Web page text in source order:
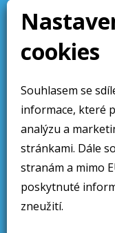
cookies
Souhlasem se
informace, které
analýzu a
stránkami. Dále souhlasíte s předáním údajů třetím
stranám a mimo
poskytnuté
zneužití.
Stav skladu
aktualizován denně.
Stránky aktualizovány
Obchodní sdělení
Obchodní podmínky
Ochrana osobních
Cookies